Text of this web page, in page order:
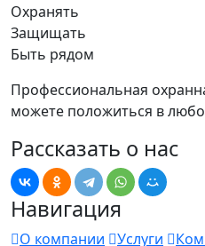
Охранять
Защищать
Быть рядом
Профессиональная
можете положиться в
Рассказать о нас
Навигация
О компании Услуги